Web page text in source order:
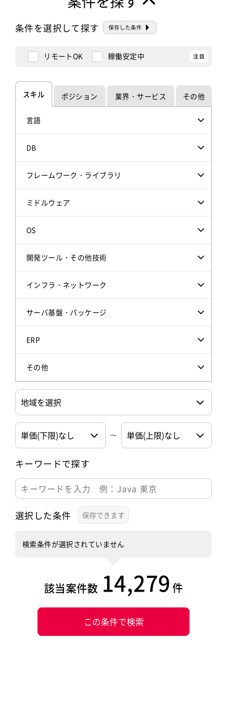
条件を選択して探す 保存した条件
リモートOK 稼働安定中
スキル ポジション 業界・サービス その他
言語
DB
フレームワーク・ライブラリ
ミドルウェア
OS
開発ツール・その他技術
インフラ・ネットワーク
サーバ基盤・パッケージ
ERP
その他
キーワードで探す
選択した条件
検索条件が選択されていません
該当案件数 14,279 件
この条件で検索